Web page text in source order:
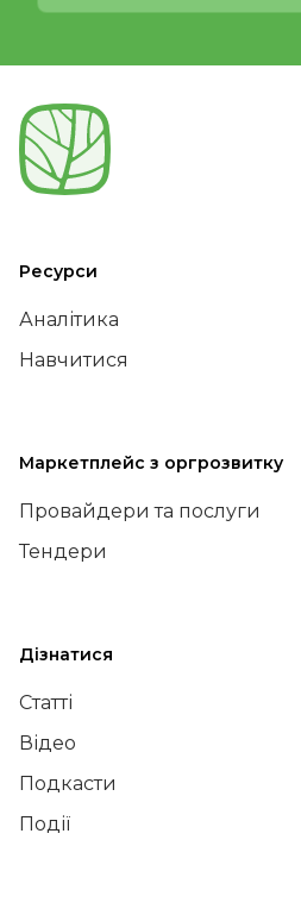
Ресурси
Аналітика
Навчитися
Маркетплейс з оргрозвитку
Провайдери та послуги
Тендери
Дізнатися
Статті
Відео
Подкасти
Події